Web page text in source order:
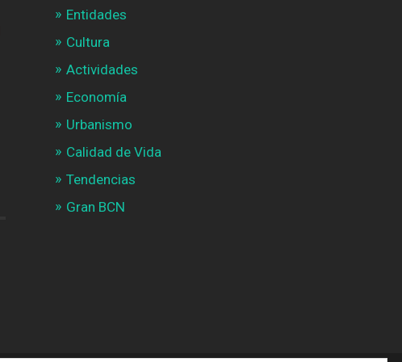
Entidades
Cultura
Actividades
Economía
Urbanismo
Calidad de Vida
Tendencias
Gran BCN